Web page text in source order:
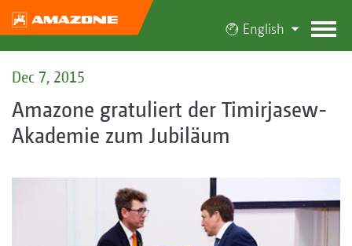
English
Dec 7, 2015
Amazone gratuliert der Timirjasew-
Akademie zum Jubiläum